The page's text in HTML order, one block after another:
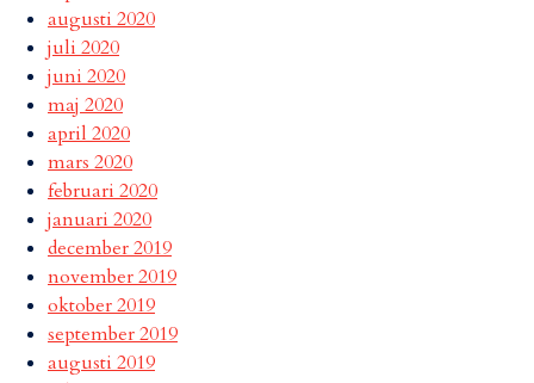
augusti 2020
juli 2020
juni 2020
maj 2020
april 2020
mars 2020
februari 2020
januari 2020
december 2019
november 2019
oktober 2019
september 2019
augusti 2019